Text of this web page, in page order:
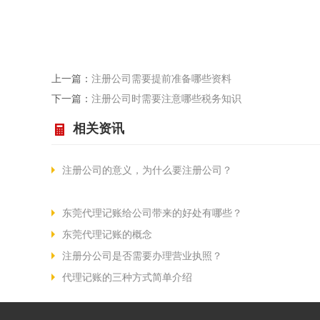
上一篇： 注册公司需要提前准备哪些资料
下一篇： 注册公司时需要注意哪些税务知识
相关资讯
注册公司的意义，为什么要注册公司？
东莞代理记账给公司带来的好处有哪些？
东莞代理记账的概念
注册分公司是否需要办理营业执照？
代理记账的三种方式简单介绍